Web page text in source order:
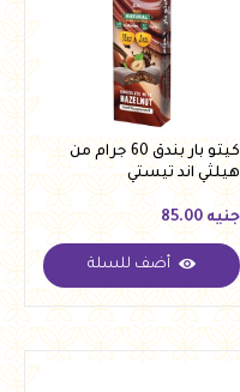
كيتو بار بندق 60 جرام من
هيلثي اند تيستي
جنيه
جنيه 85.00
أضف للسلة